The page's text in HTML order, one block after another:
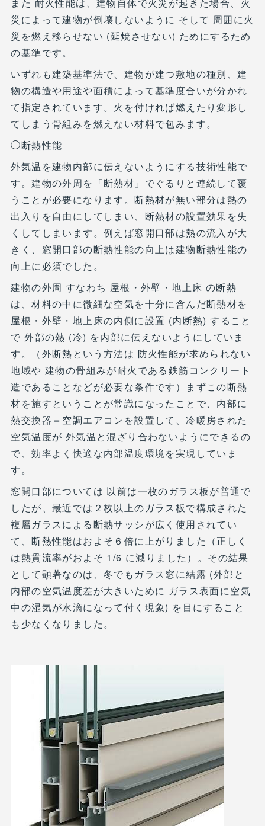
災によって建物が倒壊しないように そして 周囲に火
災を燃え移らせない (延焼させない) ためにするため
の基準です。
いずれも建築基準法で、建物が建つ敷地の種別、建
物の構造や用途や面積によって基準度合いが分かれ
て指定されています。火を付ければ燃えたり変形し
てしまう骨組みを燃えない材料で包みます。
◯断熱性能
外気温を建物内部に伝えないようにする技術性能で
す。建物の外周を「断熱材」でぐるりと連続して覆
うことが必要になります。断熱材が無い部分は熱の
出入りを自由にしてしまい、断熱材の設置効果を失
くしてしまいます。例えば窓開口部は熱の流入が大
きく、窓開口部の断熱性能の向上は建物断熱性能の
向上に必須でした。
建物の外周 すなわち 屋根・外壁・地上床 の断熱
は、材料の中に微細な空気を十分に含んだ断熱材を
屋根・外壁・地上床の内側に設置 (内断熱) すること
で 外部の熱 (冷) を内部に伝えないようにしていま
す。（外断熱という方法は 防火性能が求められない
地域や 建物の骨組みが耐火である鉄筋コンクリート
造であることなどが必要な条件です）まずこの断熱
材を施すということが常識になったことで、内部に
熱交換器＝空調エアコンを設置して、冷暖房された
空気温度が 外気温と混ざり合わないようにできるの
で、効率よく快適な内部温度環境を実現していま
す。
窓開口部については 以前は一枚のガラス板が普通で
したが、最近では２枚以上のガラス板で構成された
複層ガラスによる断熱サッシが広く使用されてい
て、断熱性能はおよそ６倍に上がりました（正しく
は熱貫流率がおよそ 1/6 に減りました）。その結果
として顕著なのは、冬でもガラス窓に結露 (外部と
内部の空気温度差が大きいために ガラス表面に空気
中の湿気が水滴になって付く現象) を目にすること
も少なくなりました。